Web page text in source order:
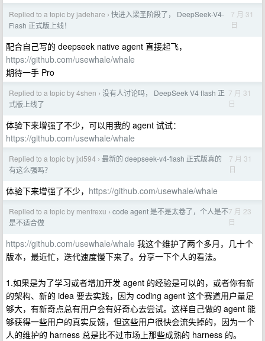
Replied to a topic by jadehare › 快进入梁圣阶段了， DeepSeek-V4-
Flash 正式版上线！
7 月 31
日
配合自己写的 deepseek native agent 直接起飞，
https://github.com/usewhale/whale
期待一手 Pro
Replied to a topic by 4shen › 没有人讨论吗， DeepSeek V4 flash 正
式版上线了
7 月 31
日
体验下来增强了不少，可以用我的 agent 试试：
https://github.com/usewhale/whale
Replied to a topic by jxl594 › 最新的 deepseek-v4-flash 正式版真的
有这么强吗？
7 月 31
日
体验下来增强了不少， https://github.com/usewhale/whale
Replied to a topic by menfrexu › code agent 是不是太卷了，个人是不
是不适合做
7 月 23
日
https://github.com/usewhale/whale 我这个维护了两个多月，几十个
版本，最近忙，迭代速度慢下来了。分享一下个人的看法。
1.如果是为了学习或者增加开发 agent 的经验是可以的，或者你有新
的架构、新的 idea 要去实践，因为 coding agent 这个赛道用户量足
够大，有新奇点总有用户会有好奇心去尝试。这样自己做的 agent 能
够获得一些用户的真实反馈，但这些用户很快会流失掉的，因为一个
人的维护的 harness 总是比不过市场上那些成熟的 harness 的。